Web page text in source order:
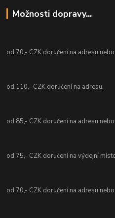
Možnosti dopravy...
od 70,- CZK doručení na adresu
od 110,- CZK doručení na adresu.
od 85,- CZK doručení na adresu
od 75,- CZK doručení na výdejní
od 70,- CZK doručení na adresu